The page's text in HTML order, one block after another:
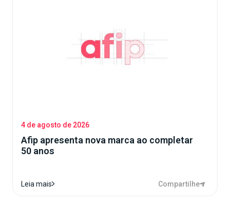
4 de agosto de 2026
Afip apresenta nova marca ao completar
50 anos
Leia mais Compartilhe